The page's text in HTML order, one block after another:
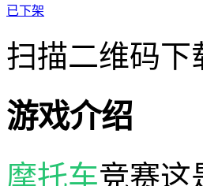
已下架
扫描二维码下
游戏介绍
摩托车竞赛这